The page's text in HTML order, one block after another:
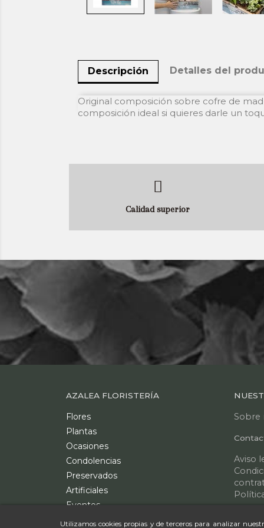
Utilizamos cookies propias y de terceros para analizar
Descripción Detalles del
Original composición sobre cofre de
composición ideal si quieres darle un
Calidad superior
AZALEA FLORISTERÍA
Flores
Plantas
Ocasiones
Condolencias
Preservados
Artificiales
Eventos
Bodas
Sobre
Aviso